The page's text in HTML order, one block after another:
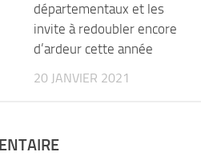
départementaux et les
invite à redoubler encore
d’ardeur cette année
20 JANVIER 2021